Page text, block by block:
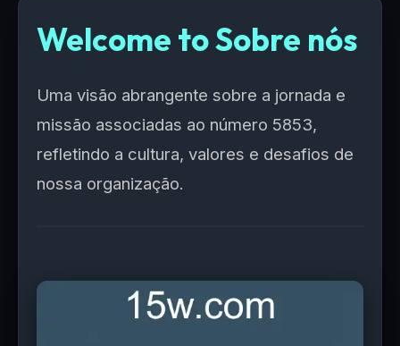
Welcome to Sobre nós
Uma visão abrangente sobre a jornada e
missão associadas ao número 5853,
refletindo a cultura, valores e desafios de
nossa organização.